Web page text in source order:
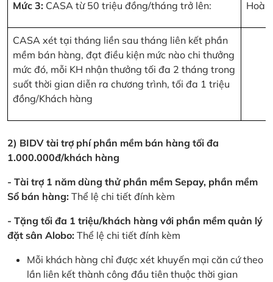
Mức 3: CASA từ 50 triệu đồng/tháng trở lên:
CASA xét tại tháng liền sau tháng liên kết phần
mềm bán hàng, đạt điều kiện mức nào chi thưởng
mức đó, mỗi KH nhận thưởng tối đa 2 tháng trong
suốt thời gian diễn ra chương trình, tối đa 1 triệu
đồng/Khách hàng
2) BIDV tài trợ phí phần mềm bán hàng tối đa
1.000.000đ/khách hàng
- Tài trợ 1 năm dùng thử phần mềm Sepay, phần mềm
Sổ bán hàng: Thể lệ chi tiết đính kèm
- Tặng tối đa 1 triệu/khách hàng với phần mềm quản lý
đặt sân Alobo: Thể lệ chi tiết đính kèm
Mỗi khách hàng chỉ được xét khuyến mại căn cứ theo
lần liên kết thành công đầu tiên thuộc thời gian